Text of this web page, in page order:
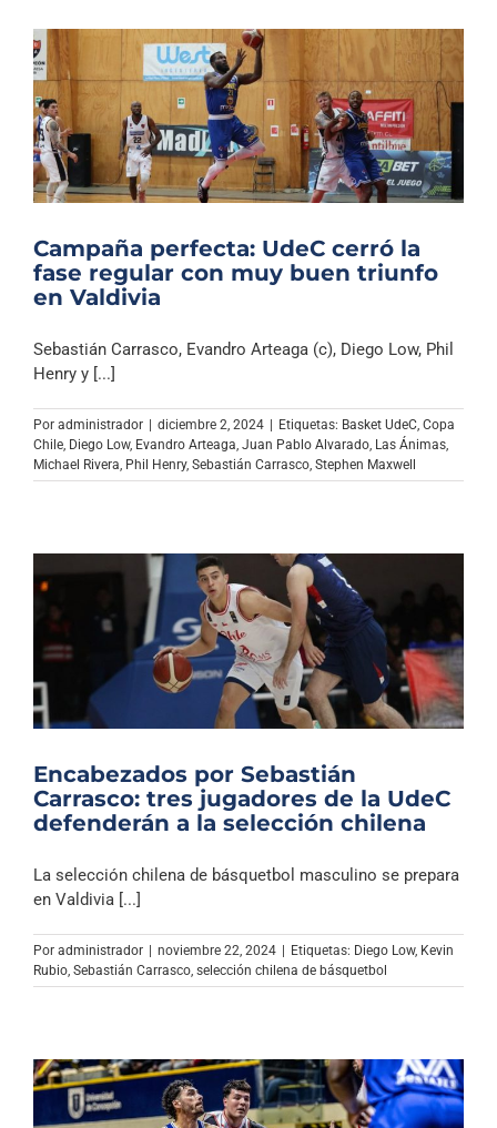
Campaña perfecta: UdeC cerró la
fase regular con muy buen triunfo
en Valdivia
Sebastián Carrasco, Evandro Arteaga (c), Diego Low, Phil
Henry y [...]
Por administrador diciembre 2, 2024 Etiquetas: Basket UdeC, Copa
Chile, Diego Low, Evandro Arteaga, Juan Pablo Alvarado, Las Ánimas,
Michael Rivera, Phil Henry, Sebastián Carrasco, Stephen Maxwell
Encabezados por Sebastián
Carrasco: tres jugadores de la UdeC
defenderán a la selección chilena
La selección chilena de básquetbol masculino se prepara
en Valdivia [...]
Por administrador noviembre 22, 2024 Etiquetas: Diego Low, Kevin
Rubio, Sebastián Carrasco, selección chilena de básquetbol